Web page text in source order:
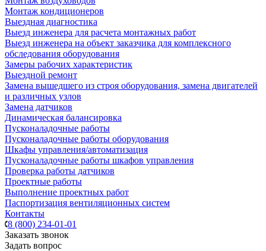
Монтаж кондиционеров
Выездная диагностика
Выезд инженера для расчета монтажных работ
Выезд инженера на объект заказчика для комплексного
обследования оборудования
Замеры рабочих характеристик
Выездной ремонт
Замена вышедшего из строя оборудования, замена двигателей
и различных узлов
Замена датчиков
Динамическая балансировка
Пусконаладочные работы
Пусконаладочные работы оборудования
Шкафы управления/автоматизация
Пусконаладочные работы шкафов управления
Проверка работы датчиков
Проектные работы
Выполнение проектных работ
Паспортизация вентиляционных систем
Контакты
8 (800) 234-01-01
Заказать звонок
Задать вопрос